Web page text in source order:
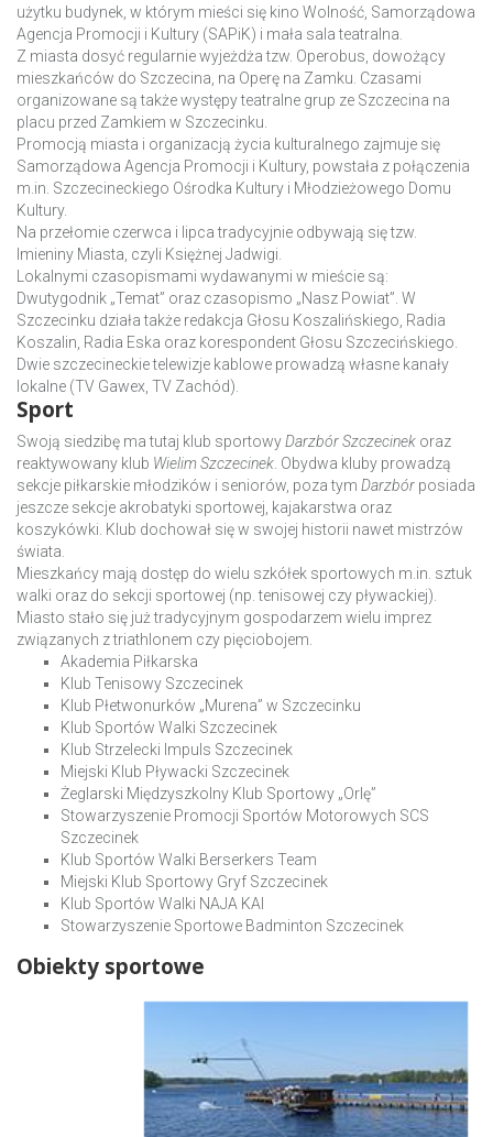
użytku budynek, w którym mieści się kino Wolność, Samorządowa
Agencja Promocji i Kultury (SAPiK) i mała sala teatralna.
Z miasta dosyć regularnie wyjeżdża tzw. Operobus, dowożący
mieszkańców do Szczecina, na Operę na Zamku. Czasami
organizowane są także występy teatralne grup ze Szczecina na
placu przed Zamkiem w Szczecinku.
Promocją miasta i organizacją życia kulturalnego zajmuje się
Samorządowa Agencja Promocji i Kultury, powstała z połączenia
m.in. Szczecineckiego Ośrodka Kultury i Młodzieżowego Domu
Kultury.
Na przełomie czerwca i lipca tradycyjnie odbywają się tzw.
Imieniny Miasta, czyli Księżnej Jadwigi.
Lokalnymi czasopismami wydawanymi w mieście są:
Dwutygodnik „Temat” oraz czasopismo „Nasz Powiat”. W
Szczecinku działa także redakcja Głosu Koszalińskiego, Radia
Koszalin, Radia Eska oraz korespondent Głosu Szczecińskiego.
Dwie szczecineckie telewizje kablowe prowadzą własne kanały
lokalne (TV Gawex, TV Zachód).
Sport
Swoją siedzibę ma tutaj klub sportowyDarzbór Szczecinek oraz
reaktywowany klub Wielim Szczecinek . Obydwa kluby prowadzą
sekcje piłkarskie młodzików i seniorów, poza tym Darzbór posiada
jeszcze sekcje akrobatyki sportowej, kajakarstwa oraz
koszykówki. Klub dochował się w swojej historii nawet mistrzów
świata.
Mieszkańcy mają dostęp do wielu szkółek sportowych m.in. sztuk
walki oraz do sekcji sportowej (np. tenisowej czy pływackiej).
Miasto stało się już tradycyjnym gospodarzem wielu imprez
związanych z triathlonem czy pięciobojem.
Akademia Piłkarska
Klub Tenisowy Szczecinek
Klub Płetwonurków „Murena” w Szczecinku
Klub Sportów Walki Szczecinek
Klub Strzelecki Impuls Szczecinek
Miejski Klub Pływacki Szczecinek
Żeglarski Międzyszkolny Klub Sportowy „Orlę”
Stowarzyszenie Promocji Sportów Motorowych SCS
Szczecinek
Klub Sportów Walki Berserkers Team
Miejski Klub Sportowy Gryf Szczecinek
Klub Sportów Walki NAJA KAI
Stowarzyszenie Sportowe Badminton Szczecinek
Obiekty sportowe